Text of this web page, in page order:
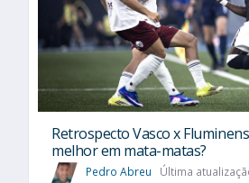
Retrospecto Vasco x
melhor em mata-matas?
Pedro Abreu Última